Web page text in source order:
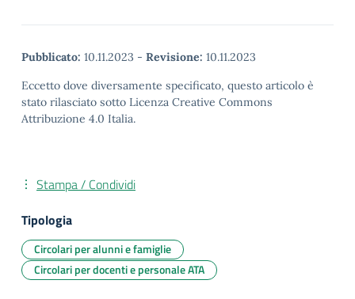
Pubblicato: 10.11.2023 - Revisione: 10.11.2023
Eccetto dove diversamente specificato, questo articolo è
stato rilasciato sotto Licenza Creative Commons
Attribuzione 4.0 Italia.
Stampa / Condividi
Tipologia
Circolari per alunni e famiglie
Circolari per docenti e personale ATA